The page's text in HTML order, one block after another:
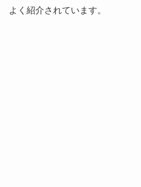
よく紹介されています。